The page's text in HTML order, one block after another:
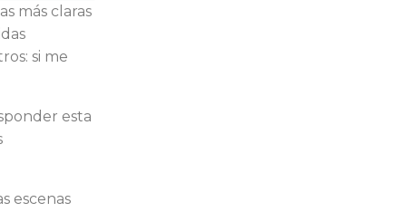
más claras
si me
esta
escenas